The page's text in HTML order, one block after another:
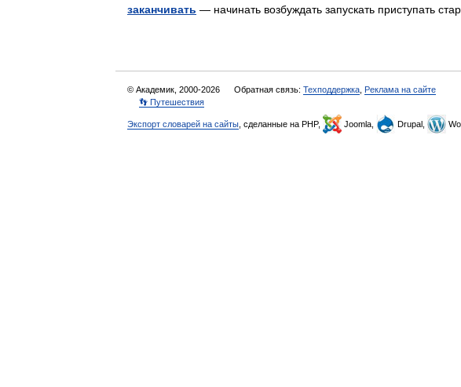
заканчивать — начинать возбуждать запускать приступать
© Академик, 2000-2026 Обратная связь: Техподдержка Реклама на сайте
👣 Путешествия
Экспорт словарей на сайты , сделанные на PHP, Joomla, Drupal,